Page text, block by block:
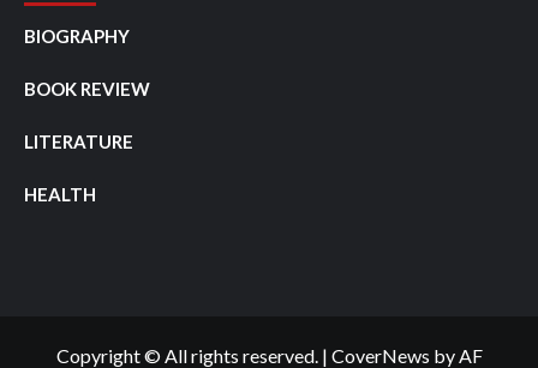
BIOGRAPHY
BOOK REVIEW
LITERATURE
HEALTH
Copyright © All rights reserved. | CoverNews by AF